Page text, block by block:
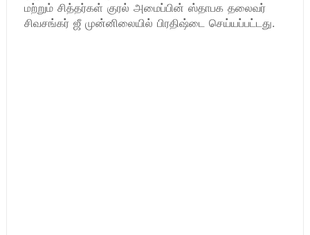
மற்றும் சித்தர்கள் குரல் அமைப்பின் ஸ்தாபக தலைவர்
சிவசங்கர் ஜீ முன்னிலையில் பிரதிஷ்டை செய்யப்பட்டது.